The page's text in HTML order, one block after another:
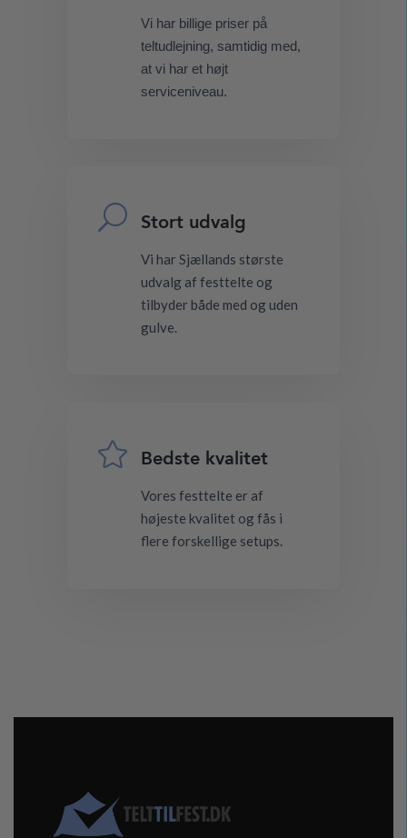
Vi har billige priser på
teltudlejning, samtidig med,
at vi har et højt
serviceniveau.
U Stort udvalg
Vi har Sjællands største
udvalg af festtelte og
tilbyder både med og uden
gulve.
 Bedste kvalitet
Vores festtelte er af
højeste kvalitet og fås i
flere forskellige setups.